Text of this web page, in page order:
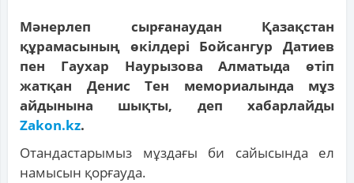
Мәнерлеп сырғанаудан Қазақстан
құрамасының өкілдері Бойсангур Датиев
пен Гаухар Наурызова Алматыда өтіп
жатқан Денис Тен мемориалында мұз
айдынына шықты, деп хабарлайды
Zakon.kz.
Отандастарымыз мұздағы би сайысында ел
намысын қорғауда.